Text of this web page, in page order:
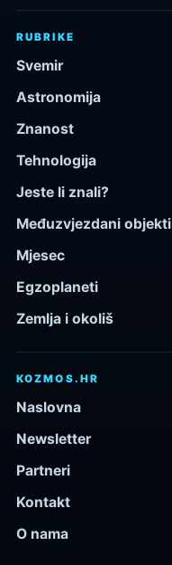
RUBRIKE
Svemir
Astronomija
Znanost
Tehnologija
Jeste li znali?
Međuzvjezdani objekti
Mjesec
Egzoplaneti
Zemlja i okoliš
KOZMOS.HR
Naslovna
Newsletter
Partneri
Kontakt
O nama